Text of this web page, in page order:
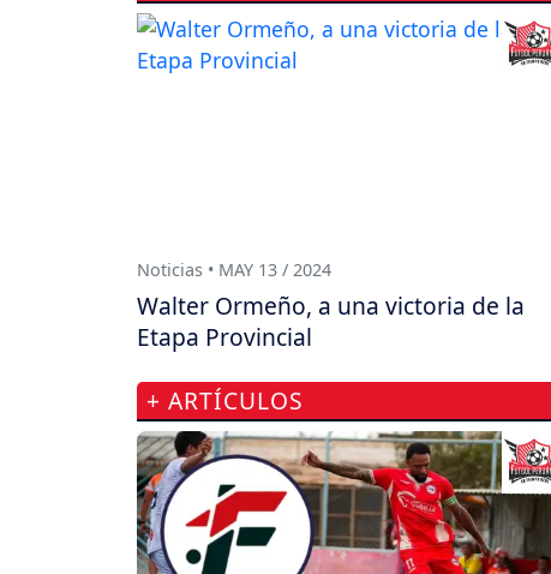
Noticias • MAY 13 / 2024
Walter Ormeño, a una victoria de la
Etapa Provincial
+ ARTÍCULOS